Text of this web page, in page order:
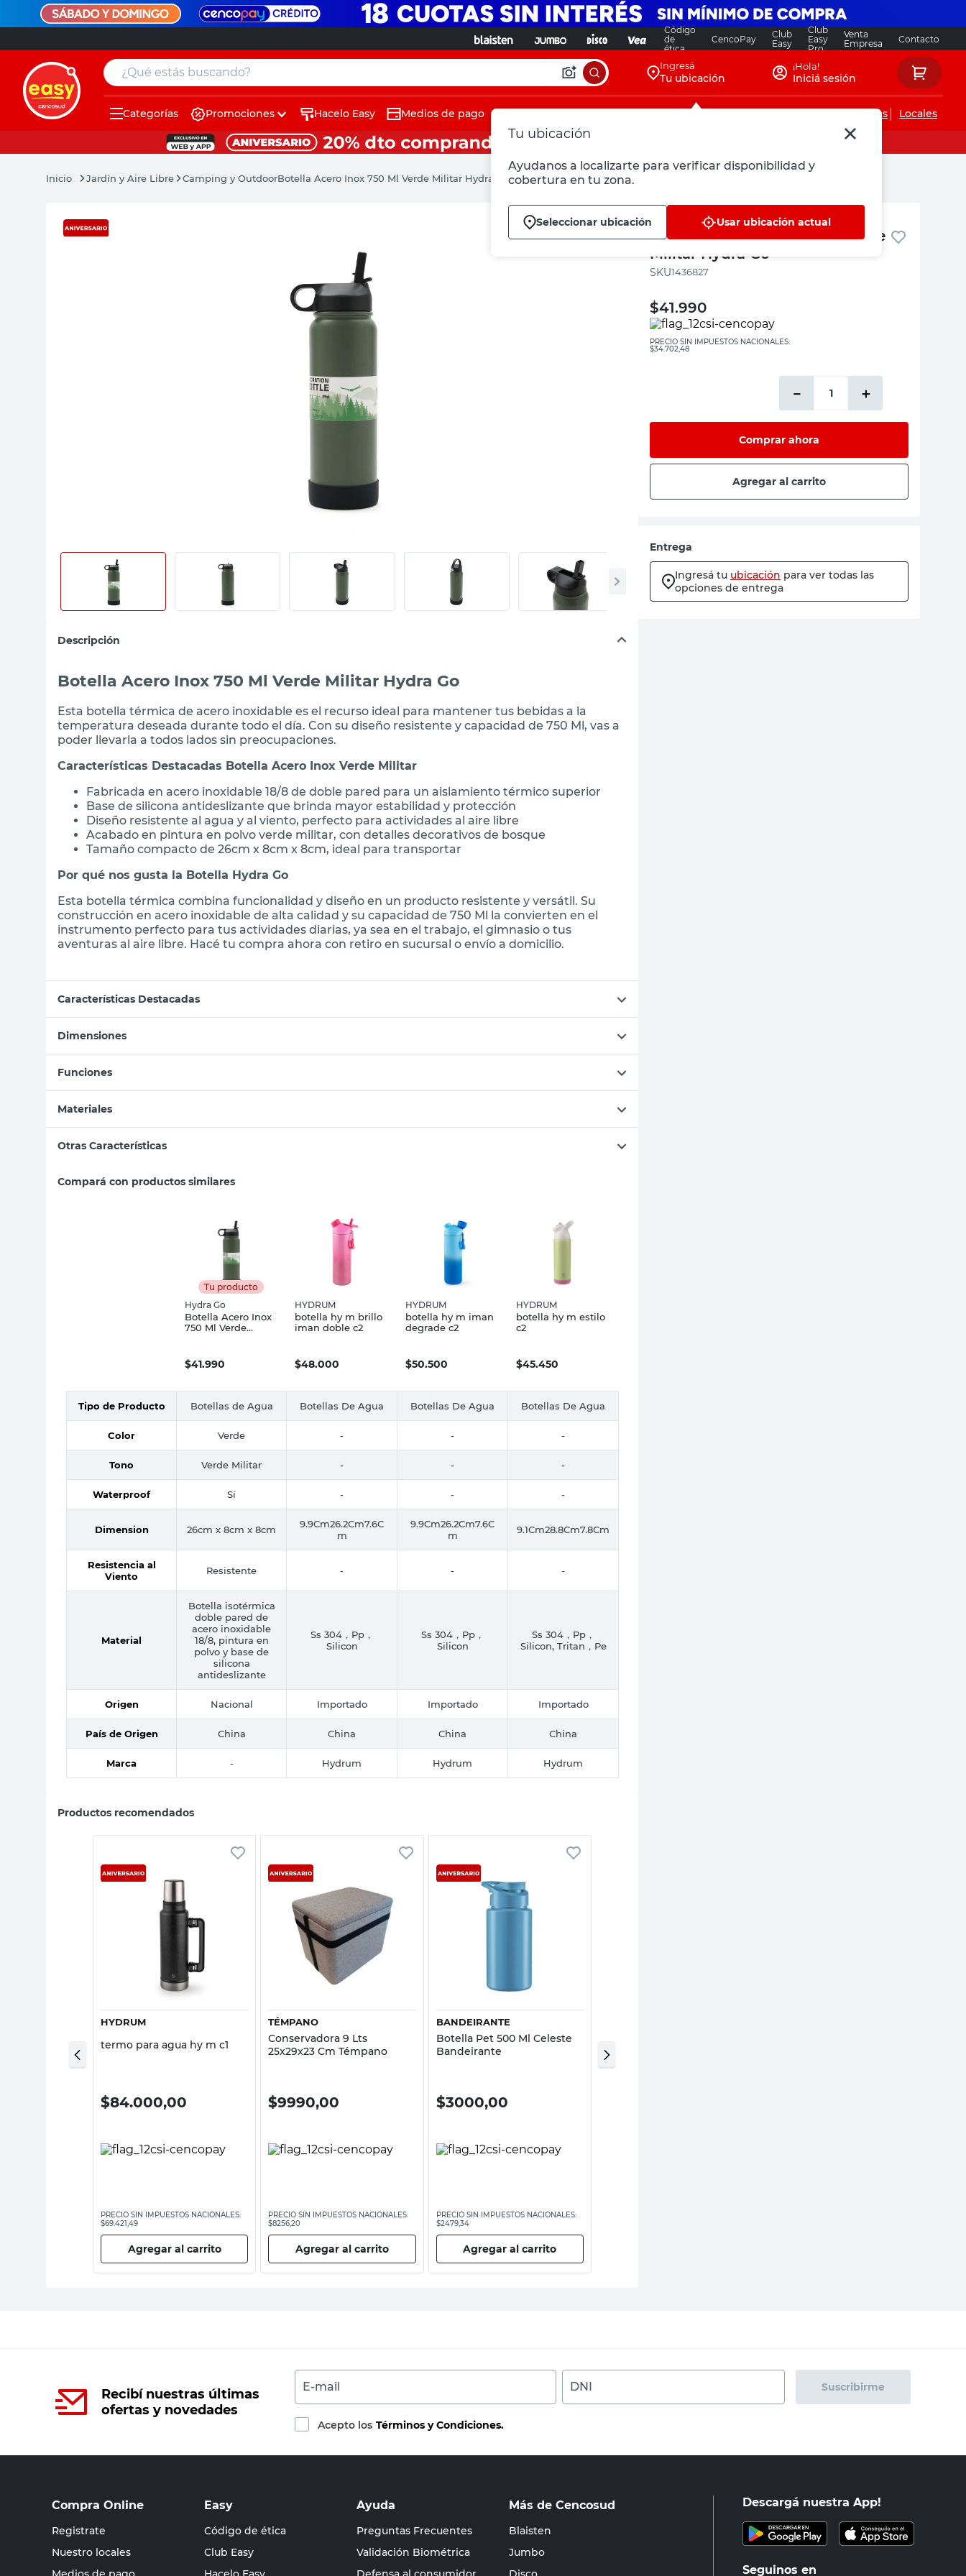
Código
de
ética
CencoPay
Club
Easy
Club
Easy
Pro
Venta
Empresa
Contacto
¿Qué estás buscando? Ingresá
Tu ubicación
Tu ubicación
Ayudanos a localizarte para verificar disponibilidad y
cobertura en tu zona.
Seleccionar ubicación Usar ubicación actual
¡Hola!
Iniciá sesión
Categorías Promociones Hacelo Easy Medios de pago Servicios de instalaciones Locales
Jardín y Aire Libre Camping y OutdoorBotella Acero Inox 750 Ml Verde Militar Hydra Go
Descripción
Botella Acero Inox 750 Ml Verde Militar Hydra Go
Esta botella térmica de acero inoxidable es el recurso ideal para mantener tus bebidas a la
temperatura deseada durante todo el día. Con su diseño resistente y capacidad de 750 Ml, vas a
poder llevarla a todos lados sin preocupaciones.
Características Destacadas Botella Acero Inox Verde Militar
Fabricada en acero inoxidable 18/8 de doble pared para un aislamiento térmico superior
Base de silicona antideslizante que brinda mayor estabilidad y protección
Diseño resistente al agua y al viento, perfecto para actividades al aire libre
Acabado en pintura en polvo verde militar, con detalles decorativos de bosque
Tamaño compacto de 26cm x 8cm x 8cm, ideal para transportar
Por qué nos gusta la Botella Hydra Go
Esta botella térmica combina funcionalidad y diseño en un producto resistente y versátil. Su
construcción en acero inoxidable de alta calidad y su capacidad de 750 Ml la convierten en el
instrumento perfecto para tus actividades diarias, ya sea en el trabajo, el gimnasio o tus
aventuras al aire libre. Hacé tu compra ahora con retiro en sucursal o envío a domicilio.
Características Destacadas
Dimensiones
Funciones
Materiales
Otras Características
Compará con productos similares
Tu producto
Hydra Go
Botella Acero Inox
750 Ml Verde
$41.990
HYDRUM
botella hy m brillo
iman doble c2
$48.000
HYDRUM
botella hy m iman
degrade c2
$50.500
HYDRUM
botella hy m estilo
c2
$45.450
Tipo de Producto Botellas de Agua Botellas De Agua Botellas De Agua Botellas De Agua
Color Verde - - -
Tono Verde Militar - - -
Waterproof Sí - - -
Dimension 26cm x 8cm x 8cm
9.9Cm26.2Cm7.6C
m
9.9Cm26.2Cm7.6C
m
9.1Cm28.8Cm7.8Cm
Resistencia al
Viento
Resistente - - -
Material
Botella isotérmica
doble pared de
acero inoxidable
18/8, pintura en
polvo y base de
silicona
antideslizante
Ss 304，Pp，
Silicon
Ss 304，Pp，
Silicon
Ss 304，Pp，
Silicon, Tritan，Pe
Origen Nacional Importado Importado Importado
País de Origen China China China China
Marca - Hydrum Hydrum Hydrum
Productos recomendados
Vista rápida
HYDRUM
termo para agua hy m c1
$84.000,00
PRECIO SIN IMPUESTOS NACIONALES:
$69.421,49
Agregar al carrito
Vista rápida
TÉMPANO
Conservadora 9 Lts
25x29x23 Cm Témpano
$9990,00
PRECIO SIN IMPUESTOS NACIONALES:
$8256,20
Agregar al carrito
BANDEIRANTE
Botella Pet 500 Ml Celeste
Bandeirante
$3000,00
PRECIO SIN IMPUESTOS NACIONALES:
$2479,34
Agregar al carrito
Negro Rojo Slazenger
Hydra Go
Botella Acero Inox 750 Ml Verde
Militar Hydra Go
:1436827
$41.990
PRECIO SIN IMPUESTOS NACIONALES:
$34.702,48
＋
－
Comprar ahora
Agregar al carrito
Entrega
Ingresá tu ubicación para ver todas las
opciones de entrega
Recibí nuestras últimas
ofertas y novedades
E-mail DNI Suscribirme
Acepto los Términos y Condiciones.
Compra Online
Registrate
Nuestro locales
Easy
Código de ética
Club Easy
Ayuda
Preguntas Frecuentes
Validación Biométrica
Más de Cencosud
Blaisten
Jumbo
Descargá nuestra App!
Seguinos en
muebles